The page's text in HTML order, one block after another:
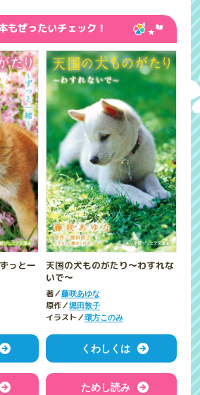
もぜったいチェック！
っと一
天国の犬ものがたり～わすれな
いで～
著／藤咲あゆな
原作／堀田敦子
イラスト／環方このみ
くわしくは
ためし読み